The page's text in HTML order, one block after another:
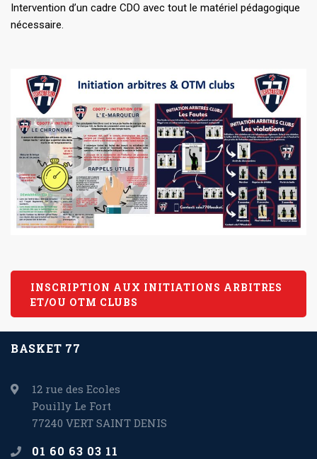
Intervention d’un cadre CDO avec tout le matériel pédagogique
nécessaire.
INSCRIPTION AUX INITIATIONS ARBITRES
ET/OU OTM CLUBS
BASKET 77
12 rue des Ecoles
Pouilly Le Fort
77240 VERT SAINT DENIS
01 60 63 03 11